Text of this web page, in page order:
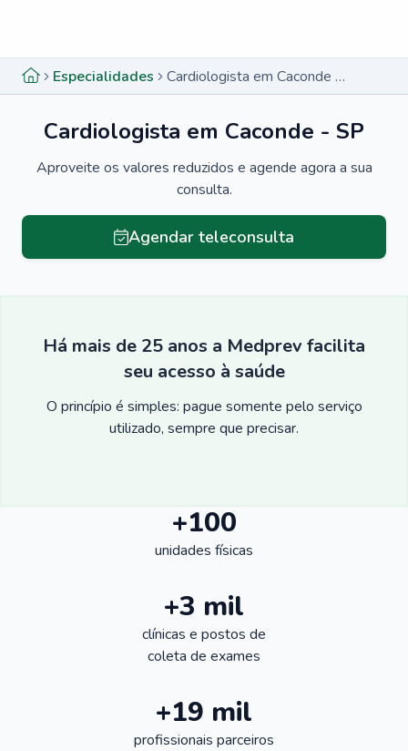
Especialidades Cardiologista em Caconde - SP
Cardiologista em Caconde - SP
Aproveite os valores reduzidos e agende agora a sua
consulta.
Agendar teleconsulta
Há mais de 25 anos a Medprev facilita
seu acesso à saúde
O princípio é simples: pague somente pelo serviço
utilizado, sempre que precisar.
+100
unidades físicas
+3 mil
clínicas e postos de
coleta de exames
+19 mil
profissionais parceiros